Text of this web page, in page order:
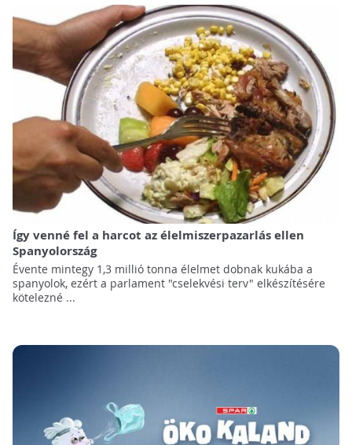
Így venné fel a harcot az élelmiszerpazarlás ellen
Spanyolország
Évente mintegy 1,3 millió tonna élelmet dobnak kukába a
spanyolok, ezért a parlament "cselekvési terv" elkészítésére
kötelezné ...